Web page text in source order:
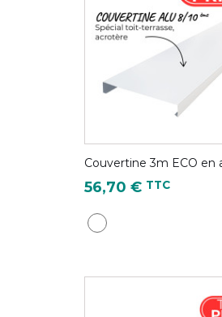
Couvertine 3m ECO en
Prix
56,70 € TTC
Blanc pur - RAL 9010